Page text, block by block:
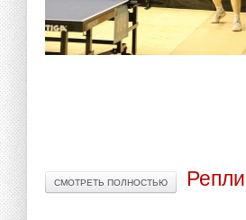
СМОТРЕТЬ ПОЛНОСТЬЮ